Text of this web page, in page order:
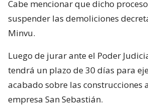
Cabe mencionar que dicho
suspender las demoliciones
Minvu.
Luego de jurar ante el Poder
tendrá un plazo de 30 días para
acabado sobre las construcciones
empresa San Sebastián.